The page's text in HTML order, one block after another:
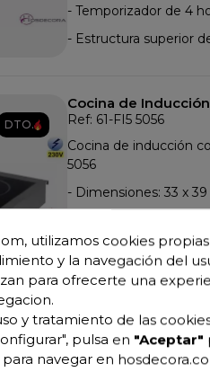
- Temporizador de 4
- Estructura superior
DTO.
Cocina de
Ref: 61-FI5 5056
Cocina de inducción
5056
- Dimensiones: 33 x
- Peso: 18 kg
- Control con pantalla
- Estructura superior
utilizamos cookies
y la navegación del
para ofrecerte una
y tratamiento de las
pulsa en "Aceptar"
para navegar en